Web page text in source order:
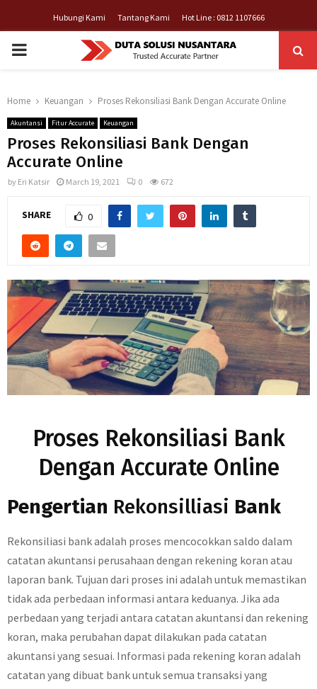
Hubungi Kami Tantang Kami Hot Line : 0812 1107666
PRIMARY
Home Keuangan Proses Rekonsiliasi Bank Dengan Accurate Online
Akuntansi Fitur Accurate Keuangan
Proses Rekonsiliasi Bank Dengan
Accurate Online
by Eri Katsir March 19, 2021 0 672
SHARE 0
Proses Rekonsiliasi Bank
Dengan Accurate Online
Pengertian Rekonsilliasi Bank
Rekonsiliasi bank adalah proses mencocokkan saldo dalam
catatan akuntansi perusahaan dengan rekening koran atau
laporan bank. Tujuan dari proses ini adalah untuk memastikan
tidak ada perbedaan informasi antara keduanya. Jika ada
perbedaan yang terjadi antara catatan akuntansi dan rekening
koran, maka perubahan dapat dilakukan pada catatan
akuntansi yang sesuai. Informasi pada rekening koran adalah
catatan yang dibuat bank untuk semua transaksi yang